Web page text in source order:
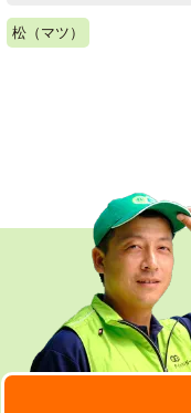
松（マツ）